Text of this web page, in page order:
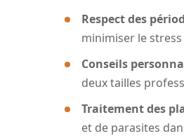
Respect des
minimiser le
Conseils
deux tailles
Traitement des
et de parasites